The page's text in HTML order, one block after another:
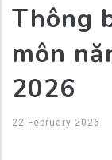
Thông
môn
2026
22 February 2026